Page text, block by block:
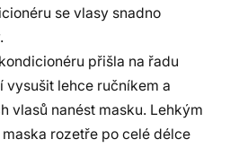
se vlasy snadno
přišla na řadu
vysušit lehce ručníkem a
vlasů nanést masku. Lehkým
rozetře po celé délce